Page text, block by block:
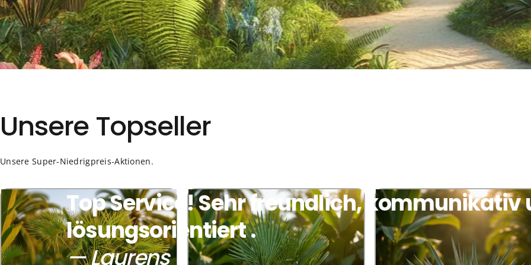
Top Service! Sehr freundlich, kommunikativ
lösungsorientiert.
— Laurens
Unsere Topseller
Unsere Super-Niedrigpreis-Aktionen.